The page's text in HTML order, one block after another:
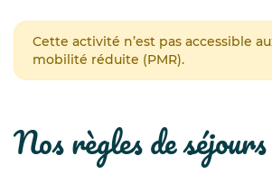
Cette activité n’est pas accessible
mobilité réduite (PMR).
nos règles de séjours